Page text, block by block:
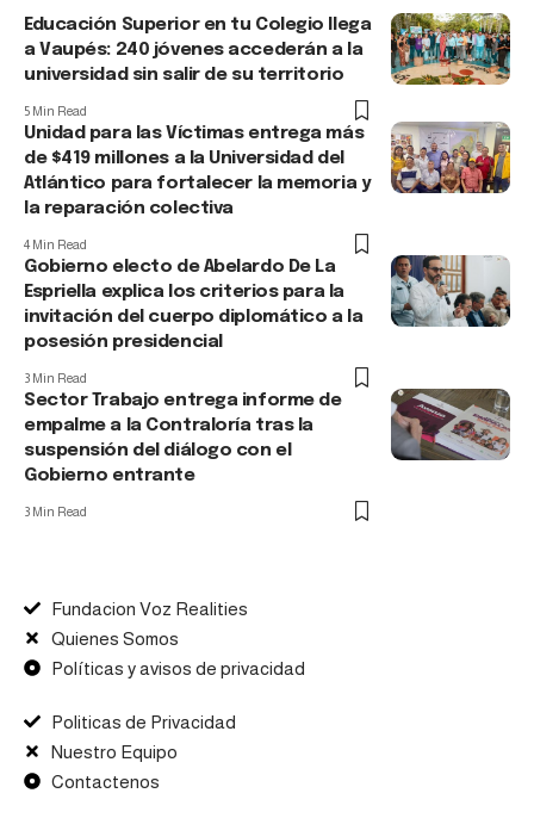
Educación Superior en tu Colegio llega
a Vaupés: 240 jóvenes accederán a la
universidad sin salir de su territorio
5 Min Read
Unidad para las Víctimas entrega más
de $419 millones a la Universidad del
Atlántico para fortalecer la memoria y
la reparación colectiva
4 Min Read
Gobierno electo de Abelardo De La
Espriella explica los criterios para la
invitación del cuerpo diplomático a la
posesión presidencial
3 Min Read
Sector Trabajo entrega informe de
empalme a la Contraloría tras la
suspensión del diálogo con el
Gobierno entrante
3 Min Read
Fundacion Voz Realities
Quienes Somos
Políticas y avisos de privacidad
Politicas de Privacidad
Nuestro Equipo
Contactenos